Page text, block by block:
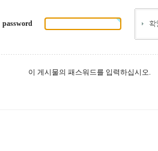
password
이 게시물의 패스워드를 입력하십시오.